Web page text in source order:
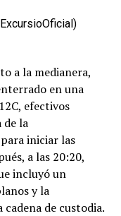
a la medianera,
en una
efectivos
de la
iniciar las
a las 20:20,
incluyó un
y la
de custodia.